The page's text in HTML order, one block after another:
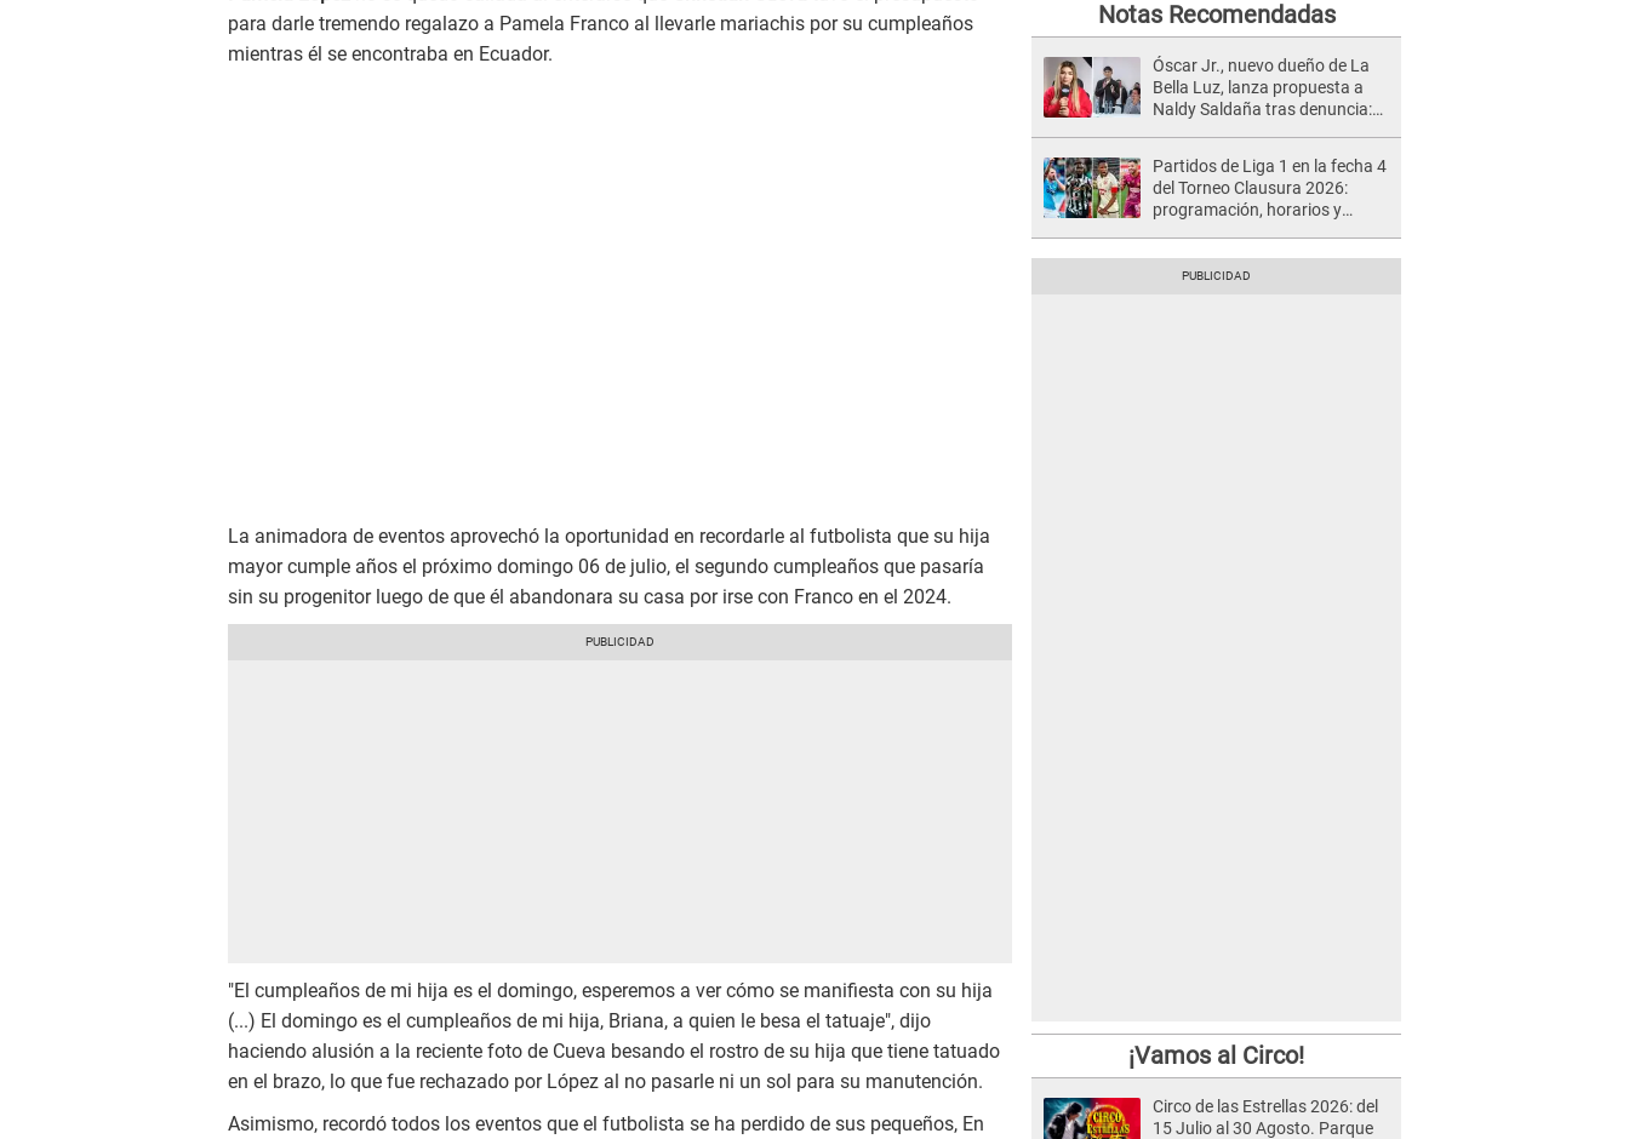
para darle tremendo regalazo a Pamela Franco al llevarle mariachis por su cumpleaños
mientras él se encontraba en Ecuador.
La animadora de eventos aprovechó la oportunidad en recordarle al futbolista que su hija
mayor cumple años el próximo domingo 06 de julio, el segundo cumpleaños que pasaría
sin su progenitor luego de que él abandonara su casa por irse con Franco en el 2024.
"El cumpleaños de mi hija es el domingo, esperemos a ver cómo se manifiesta con su hija
(...) El domingo es el cumpleaños de mi hija, Briana, a quien le besa el tatuaje", dijo
haciendo alusión a la reciente foto de Cueva besando el rostro de su hija que tiene tatuado
en el brazo, lo que fue rechazado por López al no pasarle ni un sol para su manutención.
Asimismo, recordó todos los eventos que el futbolista se ha perdido de sus pequeños, En
Notas Recomendadas
Óscar Jr., nuevo dueño de La
Bella Luz, lanza propuesta a
Naldy Saldaña tras denuncia:
Partidos de Liga 1 en la fecha 4
del Torneo Clausura 2026:
programación, horarios y
¡Vamos al Circo!
Circo de las Estrellas 2026: del
15 Julio al 30 Agosto. Parque